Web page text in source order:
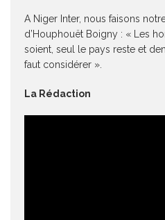
A Niger Inter, nous faisons
d’Houphouët Boigny : « Les
soient, seul le pays reste et
faut considérer ».
La Rédaction